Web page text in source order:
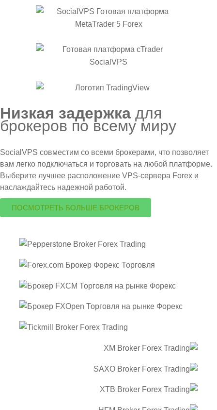
Низкая задержка для
брокеров по всему миру
SocialVPS совместим со всеми брокерами, что позволяет
вам легко подключаться и торговать на любой платформе.
Выберите лучшее расположение VPS-сервера Forex и
наслаждайтесь надежной работой.
ПОСМОТРЕТЬ БОЛЬШЕ БРОКЕРОВ